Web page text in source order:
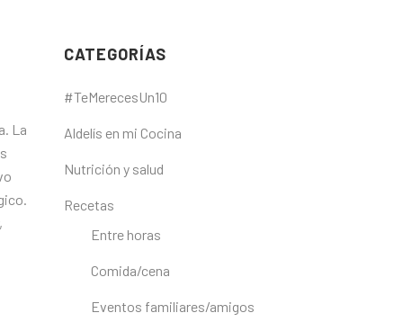
La
CATEGORÍAS
#TeMerecesUn10
Aldelís en mi Cocina
Nutrición y salud
Recetas
Entre horas
Comida/cena
Eventos familiares/amigos